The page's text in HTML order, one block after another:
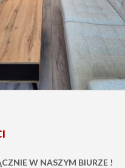
W NASZYM BIURZE !